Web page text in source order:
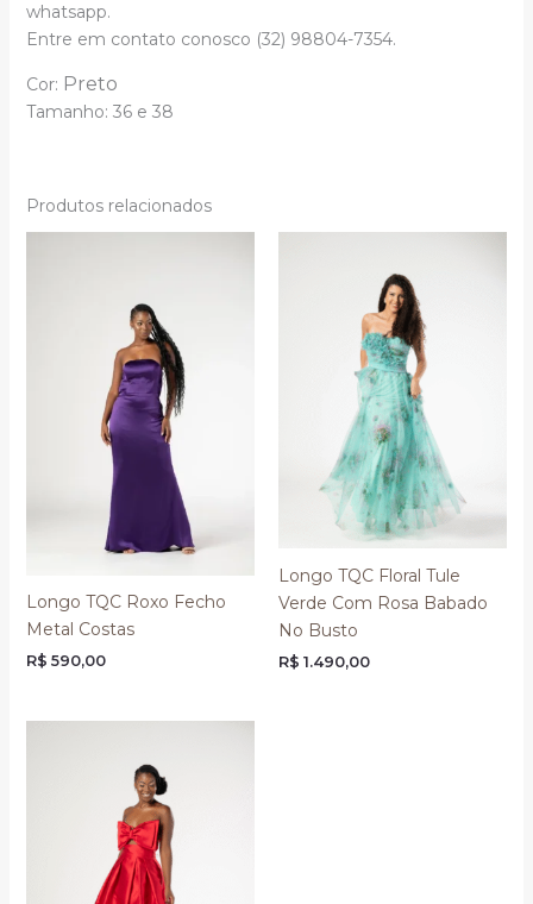
whatsapp.
Entre em contato conosco (32) 98804-7354.
Cor: Preto
Tamanho: 36 e 38
Produtos relacionados
Longo TQC Roxo Fecho
Metal Costas
R$ 590,00
Longo TQC Floral Tule
Verde Com Rosa Babado
No Busto
R$ 1.490,00